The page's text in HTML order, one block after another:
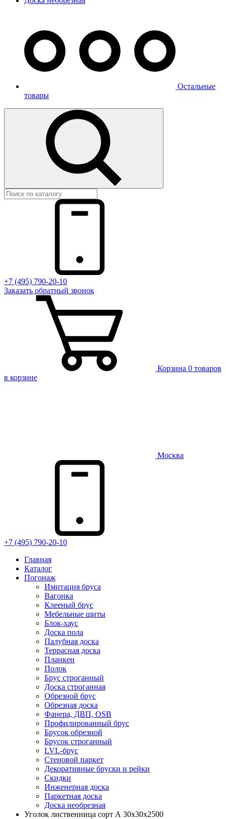
Остальные
товары
+7 (495) 790-20-10
Заказать обратный звонок
Корзина 0 товаров
в корзине
Москва
+7 (495) 790-20-10
Главная
Каталог
Погонаж
Имитация бруса
Вагонка
Клееный брус
Мебельные щиты
Блок-хаус
Доска пола
Палубная доска
Террасная доска
Планкен
Полок
Брус строганный
Доска строганная
Обрезной брус
Обрезная доска
Фанера, ДВП, OSB
Профилированный брус
Брусок обрезной
Брусок строганный
LVL-брус
Стеновой паркет
Декоративные бруски и рейки
Скидки
Инженерная доска
Паркетная доска
Доска необрезная
Уголок лиственница сорт А 30х30х2500